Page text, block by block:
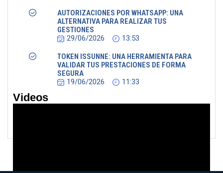
AUTORIZACIONES POR WHATSAPP: UNA
ALTERNATIVA PARA REALIZAR TUS
GESTIONES
29/06/2026
13:53
TOKEN ISSUNNE: UNA HERRAMIENTA PARA
VALIDAR TUS PRESTACIONES DE FORMA
SEGURA
19/06/2026
11:33
Videos